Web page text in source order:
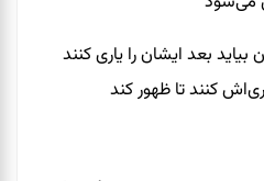
بعد ایشان را یاری کنند
کنند تا ظهور کند